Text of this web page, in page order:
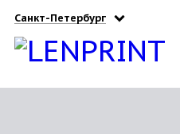
Санкт-Петербург